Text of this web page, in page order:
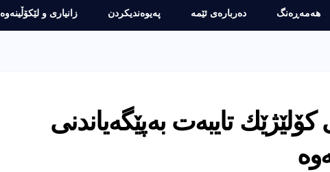
هەمەڕەنگ دەربارەى ئێمە پەیوەندیکردن زانیارى و لێکۆڵینەوە
تایبەت بەپێگەیاندنی